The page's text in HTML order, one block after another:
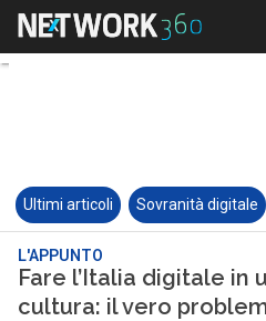
Ultimi articoli Sovranità digitale
L'APPUNTO
Fare l’Italia digitale in
cultura: il vero